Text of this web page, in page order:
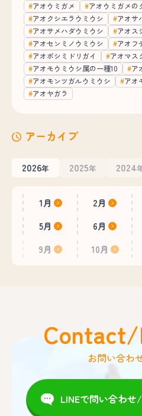
アオウミガメ
アオウミガメの
アオクシエラウミウシ
アオサ
アオサメハダウミウシ
アオス
アオセンミノウミウシ
アオフ
アオボシミドリガイ
アオマス
アオモウミウシ属の一種10
ア
アオモンツガルウミウシ
アオ
アオヤガラ
アーカイブ
2026年 2025年 2024
1月 2月
5月
6月
9月
10月
Contact/
お問い合わ
LINEで問い合わせ